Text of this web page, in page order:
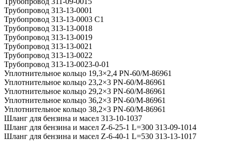
Трубопровод 313-13-0001
Трубопровод 313-13-0003 C1
Трубопровод 313-13-0018
Трубопровод 313-13-0019
Трубопровод 313-13-0021
Трубопровод 313-13-0022
Трубопровод 313-13-0023-0-01
Уплотнительное кольцо 19,3×2,4 PN-60/M-86961
Уплотнительное кольцо 23,2×3 PN-60/M-86961
Уплотнительное кольцо 29,2×3 PN-60/M-86961
Уплотнительное кольцо 36,2×3 PN-60/M-86961
Уплотнительное кольцо 38,2×3 PN-60/M-86961
Шланг для бензина и масел 313-10-1037
Шланг для бензина и масел Z-6-25-1 L=300 313-09-1014
Шланг для бензина и масел Z-6-40-1 L=530 313-13-1017